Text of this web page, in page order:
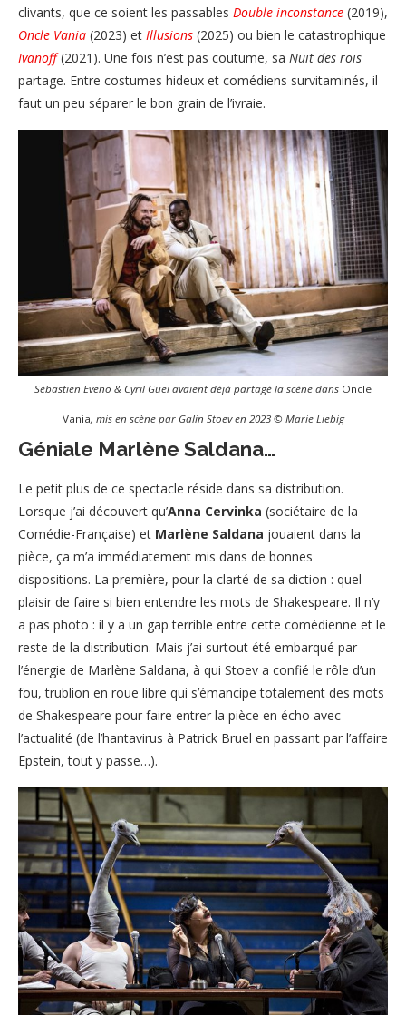
clivants, que ce soient les passables Double inconstance (2019),
Oncle Vania (2023) et Illusions (2025) ou bien le catastrophique
Ivanoff(2021). Une fois n’est pas coutume, sa Nuit des rois
partage. Entre costumes hideux et comédiens survitaminés, il
faut un peu séparer le bon grain de l’ivraie.
Sébastien Eveno & Cyril Gueï avaient déjà partagé la scène dans Oncle
Vania, mis en scène par Galin Stoev en 2023 © Marie Liebig
Géniale Marlène Saldana…
Le petit plus de ce spectacle réside dans sa distribution.
Lorsque j’ai découvert qu’Anna Cervinka (sociétaire de la
Comédie-Française) et Marlène Saldana jouaient dans la
pièce, ça m’a immédiatement mis dans de bonnes
dispositions. La première, pour la clarté de sa diction : quel
plaisir de faire si bien entendre les mots de Shakespeare. Il n’y
a pas photo : il y a un gap terrible entre cette comédienne et le
reste de la distribution. Mais j’ai surtout été embarqué par
l’énergie de Marlène Saldana, à qui Stoev a confié le rôle d’un
fou, trublion en roue libre qui s’émancipe totalement des mots
de Shakespeare pour faire entrer la pièce en écho avec
l’actualité (de l’hantavirus à Patrick Bruel en passant par l’affaire
Epstein, tout y passe…).